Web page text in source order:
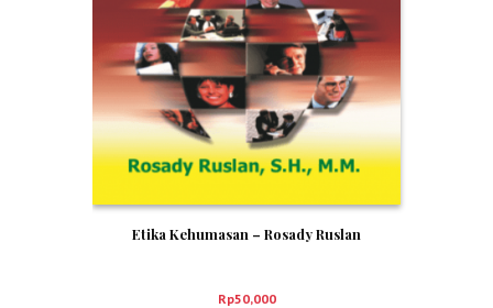
Etika Kehumasan – Rosady Ruslan
Rp50,000